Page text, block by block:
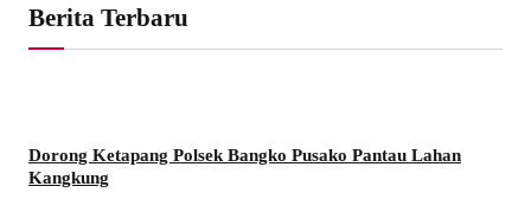
Berita Terbaru
Dorong Ketapang Polsek Bangko Pusako Pantau Lahan
Kangkung